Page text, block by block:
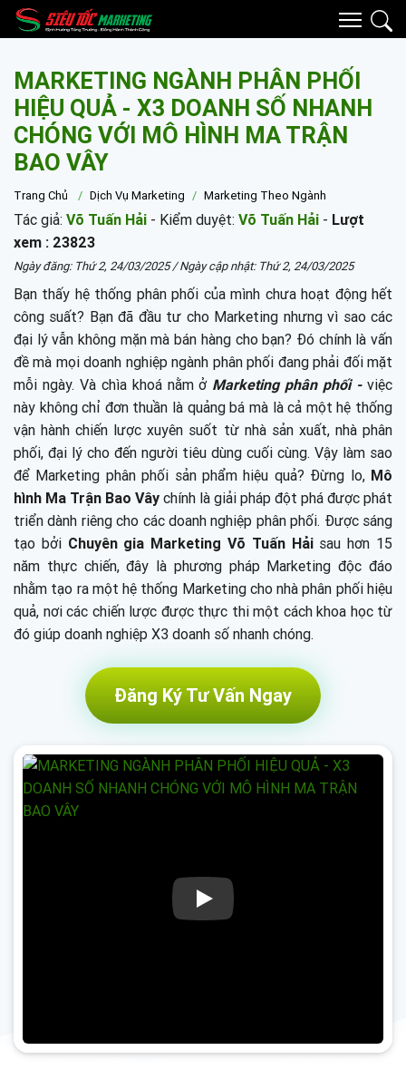
MARKETING NGÀNH PHÂN PHỐI
HIỆU QUẢ - X3 DOANH SỐ NHANH
CHÓNG VỚI MÔ HÌNH MA TRẬN
BAO VÂY
Trang Chủ Dịch Vụ Marketing Marketing Theo Ngành
Tác giả: Võ Tuấn Hải - Kiểm duyệt: Võ Tuấn Hải - Lượt
xem : 23823
Ngày đăng: Thứ 2, 24/03/2025/ Ngày cập nhật: Thứ 2, 24/03/2025
Bạn thấy hệ thống phân phối của mình chưa hoạt động hết
công suất? Bạn đã đầu tư cho Marketing nhưng vì sao các
đại lý vẫn không mặn mà bán hàng cho bạn? Đó chính là vấn
đề mà mọi doanh nghiệp ngành phân phối đang phải đối mặt
mỗi ngày. Và chìa khoá nằm ở Marketing phân phối -việc
này không chỉ đơn thuần là quảng bá mà là cả một hệ thống
vận hành chiến lược xuyên suốt từ nhà sản xuất, nhà phân
phối, đại lý cho đến người tiêu dùng cuối cùng. Vậy làm sao
để Marketing phân phối sản phẩm hiệu quả? Đừng lo, Mô
hình Ma Trận Bao Vây chính là giải pháp đột phá được phát
triển dành riêng cho các doanh nghiệp phân phối. Được sáng
tạo bởi Chuyên gia Marketing Võ Tuấn Hảisau hơn 15
năm thực chiến, đây là phương pháp Marketing độc đáo
nhằm tạo ra một hệ thống Marketing cho nhà phân phối hiệu
quả, nơi các chiến lược được thực thi một cách khoa học từ
đó giúp doanh nghiệp X3 doanh số nhanh chóng.
Đăng Ký Tư Vấn Ngay